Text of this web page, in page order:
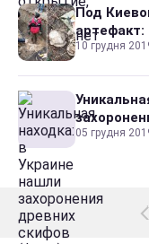
Под
10 грудня
05 грудня